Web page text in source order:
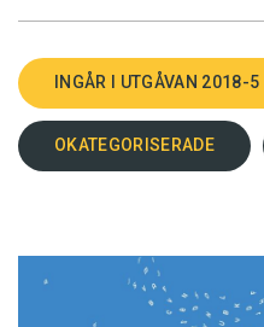
INGÅR I UTGÅVAN 2018-5
OKATEGORISERADE